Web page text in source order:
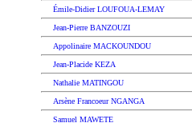
Émile-Didier LOUFOUA-LEMAY
Jean-Pierre BANZOUZI
Appolinaire MACKOUNDOU
Jean-Placide KEZA
Nathalie MATINGOU
Arsène Francoeur NGANGA
Samuel MAWETE